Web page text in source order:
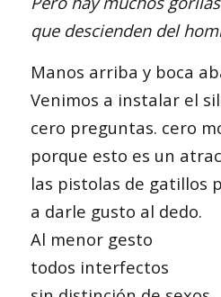
que descienden del
Manos arriba y boca
Venimos a instalar el
cero preguntas. cero
porque esto es un
las pistolas de gatillos
a darle gusto al dedo.
Al menor gesto
todos interfectos